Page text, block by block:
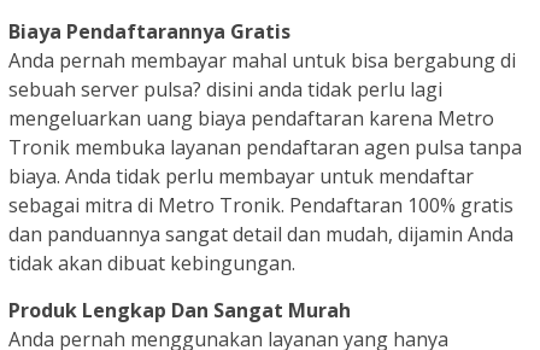
Biaya Pendaftarannya Gratis
Anda pernah membayar mahal untuk bisa bergabung di
sebuah server pulsa? disini anda tidak perlu lagi
mengeluarkan uang biaya pendaftaran karena Metro
Tronik membuka layanan pendaftaran agen pulsa tanpa
biaya. Anda tidak perlu membayar untuk mendaftar
sebagai mitra di Metro Tronik. Pendaftaran 100% gratis
dan panduannya sangat detail dan mudah, dijamin Anda
tidak akan dibuat kebingungan.
Produk Lengkap Dan Sangat Murah
Anda pernah menggunakan layanan yang hanya